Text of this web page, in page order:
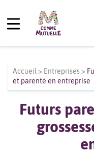
Accueil > Entreprises>
et parenté en entreprise
Futurs